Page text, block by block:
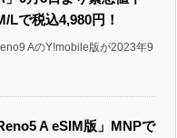
Lで税込4,980円！
AのY!mobile版が2023年9
A eSIM版」MNPで